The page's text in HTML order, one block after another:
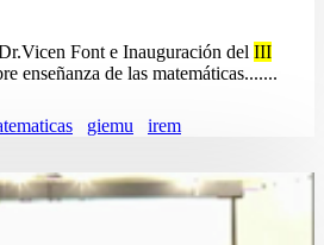
Font e Inauguración del III
enseñanza de las matemáticas.......
giemu irem